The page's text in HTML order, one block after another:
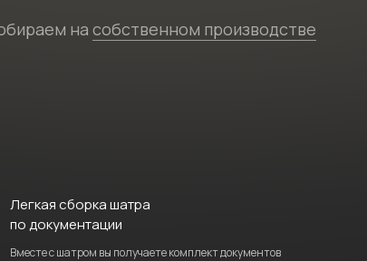
на собственном производстве
Легкая сборка шатра
по документации
Вместе с шатром вы получаете комплект документов